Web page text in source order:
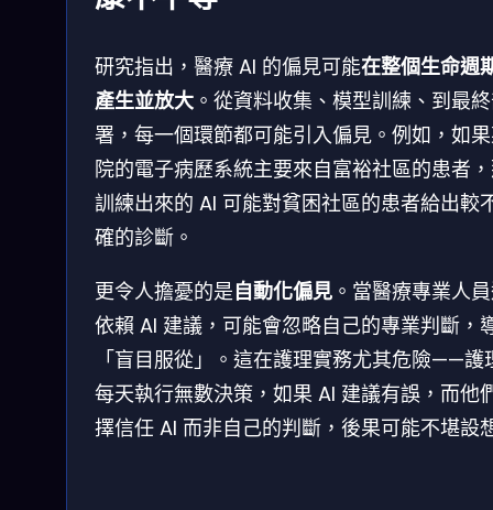
研究指出，醫療 AI 的偏見可能在整個生命週
產生並放大 。從資料收集、模型訓練、到最
署，每一個環節都可能引入偏見。例如，如
院的電子病歷系統主要來自富裕社區的患者
訓練出來的 AI 可能對貧困社區的患者給出較
確的診斷。
更令人擔憂的是自動化偏見 。當醫療專業人
依賴 AI 建議，可能會忽略自己的專業判斷，
「盲目服從」。這在護理實務尤其危險——護
每天執行無數決策，如果 AI 建議有誤，而他
擇信任 AI 而非自己的判斷，後果可能不堪設